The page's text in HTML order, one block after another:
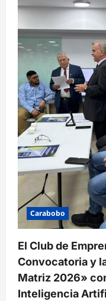
Carabobo
El Club de
Convocatoria y
Matriz 2026»
Inteligencia